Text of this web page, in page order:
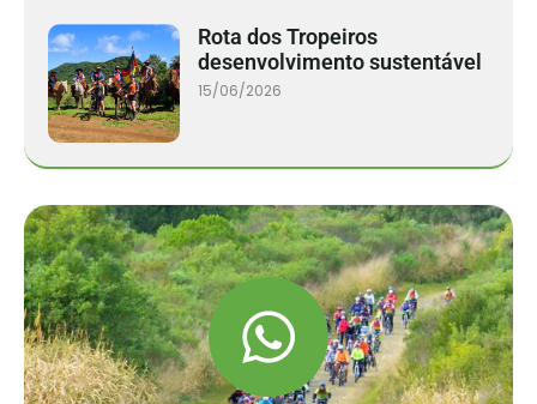
Rota dos Tropeiros
desenvolvimento sustentável
15/06/2026